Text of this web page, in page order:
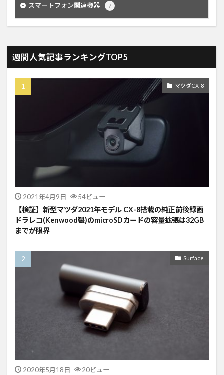
スマートフォン関連機器 7
週間人気記事ランキングTOP5
マツダCX-8
2021年4月9日 54ビュー
【検証】新型マツダ2021年モデル CX-8搭載の純正前後録画
ドラレコ(Kenwood製)のmicroSDカードの容量拡張は32GB
までが限界
Surface
2020年5月18日 20ビュー